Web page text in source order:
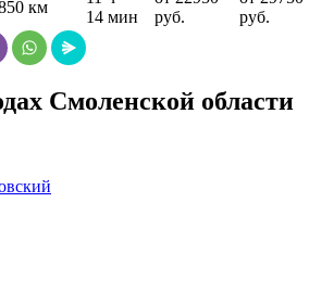
км
14 мин
руб.
руб.
Смоленской области